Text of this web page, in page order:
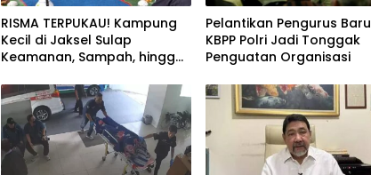
RISMA TERPUKAU! Kampung
Kecil di Jaksel Sulap
Keamanan, Sampah, hingga
Sistem
Pelantikan Pengurus Baru
KBPP Polri Jadi Tonggak
Penguatan Organisasi